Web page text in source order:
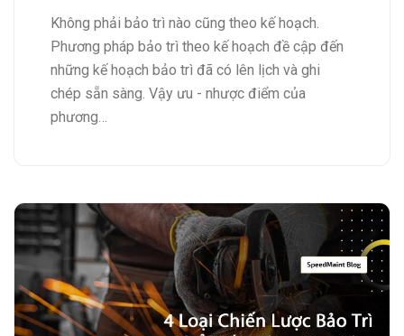
Không phải bảo trì nào cũng theo kế hoạch.
Phương pháp bảo trì theo kế hoạch đề cập đến
những kế hoạch bảo trì đã có lên lịch và ghi
chép sẵn sàng. Vậy ưu - nhược điểm của
phương…